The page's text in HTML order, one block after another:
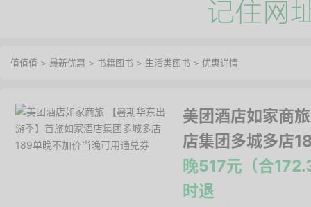
值值值 > 最新优惠 > 书籍图书 > 生活类图书 > 优惠详情
美团酒店如家商
店集团多城多店
晚517元（合
时退